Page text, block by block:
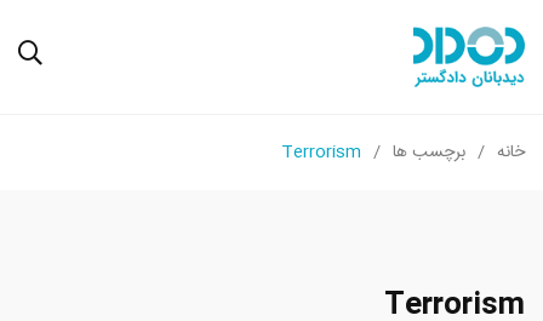
خانه برچسب ها Terrorism
Terrorism